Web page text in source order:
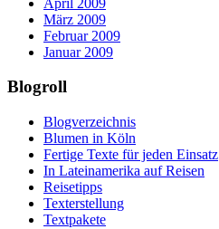
März 2009
Februar 2009
Januar 2009
Blogroll
Blogverzeichnis
Blumen in Köln
Fertige Texte für jeden Einsatz
In Lateinamerika auf Reisen
Reisetipps
Texterstellung
Textpakete